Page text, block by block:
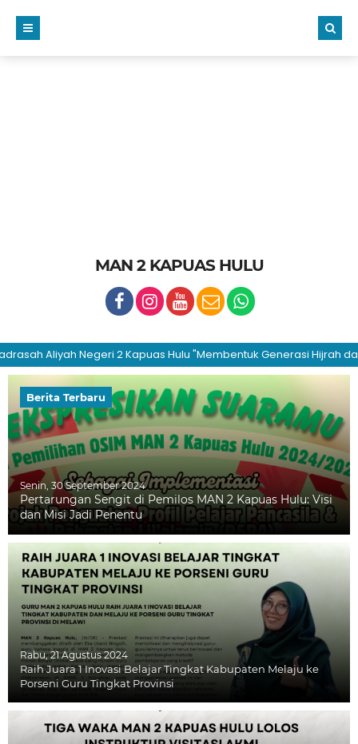
MAN 2 KAPUAS HULU
Aliyah Negeri 2 Kapuas Hulu "Membentuk Generasi Hijrah dan
Berita Terbaru
Senin, 30 September 2024
Pertarungan Sengit di Pemilos MAN 2 Kapuas Hulu: Visi
dan Misi Jadi Penentu
Rabu, 21 Agustus 2024
Raih Juara 1 Inovasi Belajar Tingkat Kabupaten Melaju ke
Porseni Guru Tingkat Provinsi